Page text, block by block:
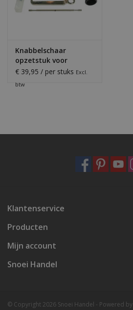
Knabbelschaar
opzetstuk voor
accuboormachine
€ 39,95 / per stuks Excl.
btw
Klantenservice
Producten
Mijn account
Snoei Handel
© Copyright 2026 Snoei Handel - Powered by